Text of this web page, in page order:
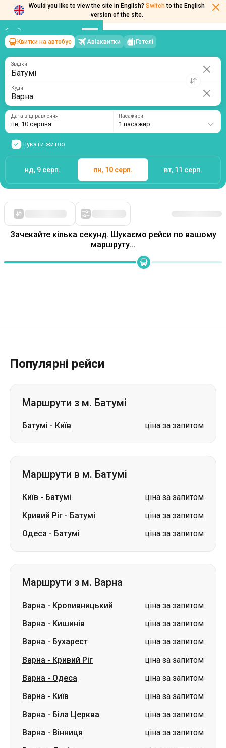
Would you like to view the site in English? Switch to the English
version of the site.
Батумі
Квитки на автобус Авіаквитки Готелі
Куди
Дата відправлення
пн, 10 серпня
Шукати житло
Зачекайте кілька секунд. Шукаємо рейси по вашому
маршруту...
Популярні рейси
Маршрути з м. Батумі
Батумі - Київ ціна за запитом
Маршрути в м. Батумі
Київ - Батумі
ціна за запитом
Кривий Ріг - Батумі
ціна за запитом
Одеса - Батумі ціна за запитом
Маршрути з м. Варна
Варна - Кропивницький
ціна за запитом
Варна - Кишинів
ціна за запитом
Варна - Бухарест
ціна за запитом
Варна - Кривий Ріг
ціна за запитом
Варна - Одеса
ціна за запитом
Варна - Київ
ціна за запитом
Варна - Біла Церква
ціна за запитом
Варна - Вінниця
ціна за запитом